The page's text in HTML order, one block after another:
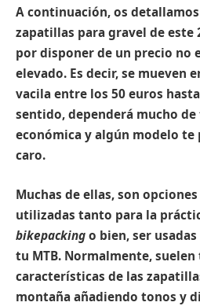
A continuación, os
zapatillas para gravel de este
por disponer de un precio no
elevado. Es decir, se mueven
vacila entre los 50 euros
sentido, dependerá mucho de
económica y algún modelo
caro.
Muchas de ellas, son
utilizadas tanto para la
bikepackingo bien, ser
tu MTB. Normalmente,
características de las
montaña añadiendo tonos y